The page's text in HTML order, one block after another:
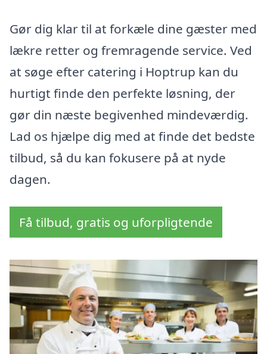
Gør dig klar til at forkæle dine gæster med
lækre retter og fremragende service. Ved
at søge efter catering i Hoptrup kan du
hurtigt finde den perfekte løsning, der
gør din næste begivenhed mindeværdig.
Lad os hjælpe dig med at finde det bedste
tilbud, så du kan fokusere på at nyde
dagen.
Få tilbud, gratis og uforpligtende